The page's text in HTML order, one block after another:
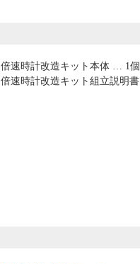
倍速時計改造キット本体 … 1個
倍速時計改造キット組立説明書